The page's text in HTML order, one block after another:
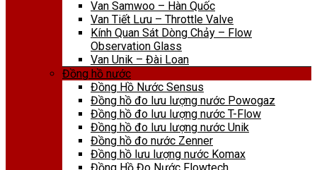
Van Samwoo – Hàn Quốc
Van Tiết Lưu – Throttle Valve
Kính Quan Sát Dòng Chảy – Flow
Observation Glass
Van Unik – Đài Loan
Đồng hồ nước
Đồng Hồ Nước Sensus
Đồng hồ đo lưu lượng nước Powogaz
Đồng hồ đo lưu lượng nước T-Flow
Đồng hồ đo lưu lượng nước Unik
Đồng hồ đo nước Zenner
Đồng hồ lưu lượng nước Komax